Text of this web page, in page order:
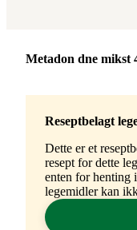
Merke:
Metadon dne mikst
Reseptbelagt
Dette er et
resept for dette
enten for henting
legemidler kan